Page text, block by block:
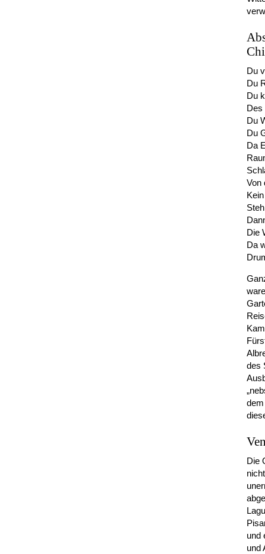
Du
Du
Du
Des
Du
Du
Da
Von
Die
Da
des
Die
und
und